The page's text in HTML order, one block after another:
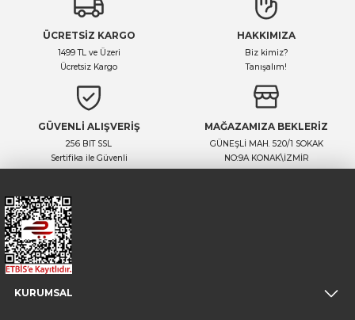
ÜCRETSİZ KARGO
1499 TL ve Üzeri
Ücretsiz Kargo
HAKKIMIZA
Biz kimiz?
Tanışalım!
GÜVENLİ ALIŞVERİŞ
256 BIT SSL
Sertifika ile Güvenli
MAĞAZAMIZA BEKLERİZ
GÜNEŞLİ MAH. 520/1 SOKAK
NO:9A KONAK\İZMİR
KURUMSAL